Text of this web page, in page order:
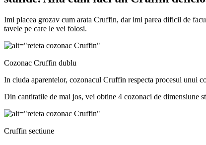
Imi placea grozav cum arata Cruffin, dar imi parea dificil de
tavele pe care le vei folosi.
Cozonac Cruffin dublu
In ciuda aparentelor, cozonacul Cruffin respecta procesul unui
Din cantitatile de mai jos, vei obtine 4 cozonaci de dimensiune
Cruffin sectiune